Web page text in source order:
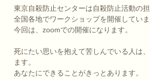
東京自殺防止センターは自殺防止活動の担
全国各地でワークショップを開催していま
今回は、zoomでの開催になります。
死にたい思いを抱えて苦しんでいる人は
ます。
あなたにできることがきっとあります。